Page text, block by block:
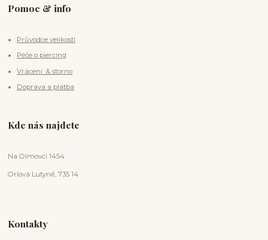
Pomoc & info
Průvodce velikostí
Péče o piercing
Vrácení & storno
Doprava a platba
Kde nás najdete
Na Olmovci 1454
Orlová Lutyně, 735 14
Kontakty